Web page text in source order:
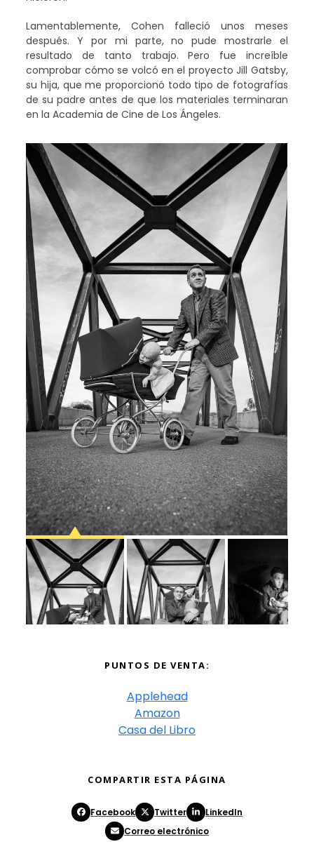
Lamentablemente, Cohen falleció unos meses
después. Y por mi parte, no pude mostrarle el
resultado de tanto trabajo. Pero fue increíble
comprobar cómo se volcó en el proyecto Jill Gatsby,
su hija, que me proporcionó todo tipo de fotografías
de su padre antes de que los materiales terminaran
en la Academia de Cine de Los Ángeles.
PUNTOS DE VENTA:
Applehead
Amazon
Casa del Libro
COMPARTIR ESTA PÁGINA
Facebook Twitter
LinkedIn
Correo electrónico